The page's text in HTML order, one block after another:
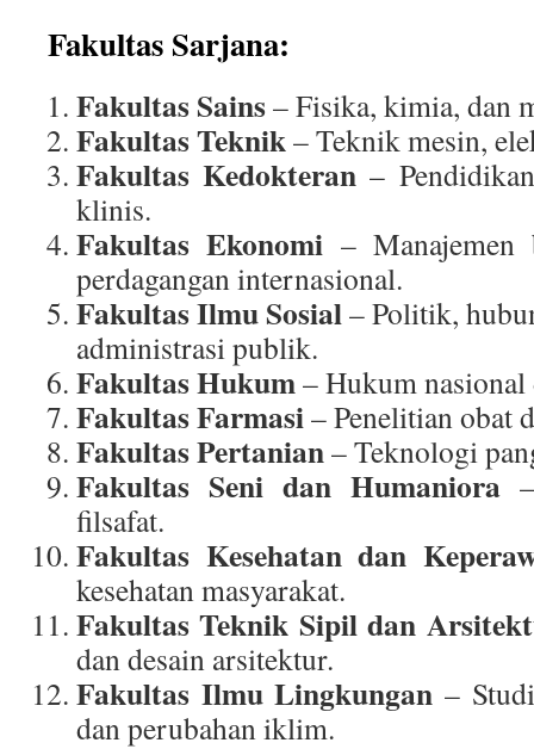
Fakultas Sarjana:
Fakultas Sains– Fisika, kimia, dan
Fakultas Teknik– Teknik mesin,
Fakultas Kedokteran –
klinis.
Fakultas Ekonomi – Manajemen
perdagangan internasional.
Fakultas Ilmu Sosial– Politik,
administrasi publik.
Fakultas Hukum– Hukum
Fakultas Farmasi– Penelitian obat
Fakultas Pertanian– Teknologi
Fakultas Seni dan Humaniora
filsafat.
Fakultas Kesehatan dan
kesehatan masyarakat.
Fakultas Teknik Sipil dan
dan desain arsitektur.
Fakultas Ilmu Lingkungan –
dan perubahan iklim.